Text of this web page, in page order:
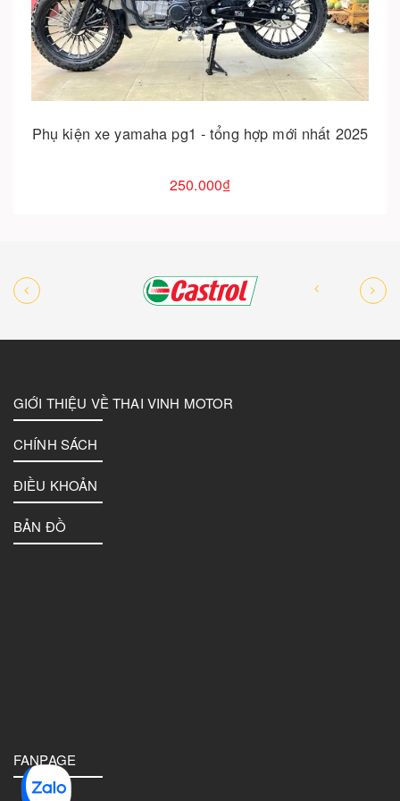
Phụ kiện xe yamaha pg1 - tổng hợp mới nhất 2025
250.000₫
Cho vào giỏ hàng
GIỚI THIỆU VỀ THAI VINH MOTOR
CHÍNH SÁCH
ĐIỀU KHOẢN
BẢN ĐỒ
FANPAGE